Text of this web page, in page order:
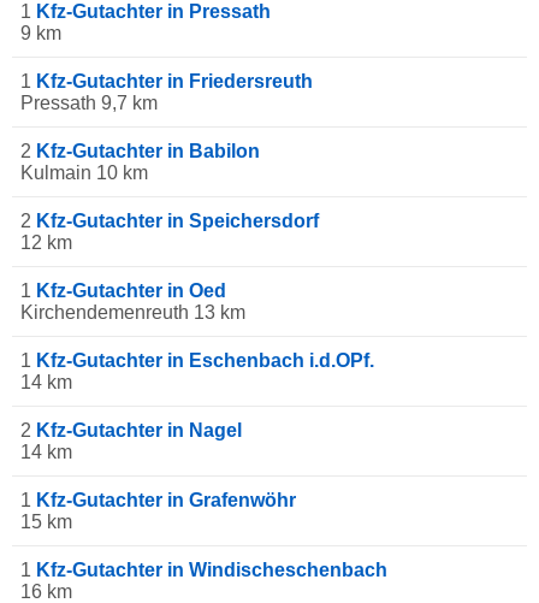
1 Kfz-Gutachter in Pressath
9 km
1 Kfz-Gutachter in Friedersreuth
Pressath 9,7 km
2 Kfz-Gutachter in Babilon
Kulmain 10 km
2 Kfz-Gutachter in Speichersdorf
12 km
1 Kfz-Gutachter in Oed
Kirchendemenreuth 13 km
1 Kfz-Gutachter in Eschenbach i.d.OPf.
14 km
2 Kfz-Gutachter in Nagel
14 km
1 Kfz-Gutachter in Grafenwöhr
15 km
1 Kfz-Gutachter in Windischeschenbach
16 km